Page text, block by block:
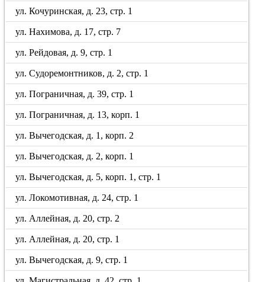
ул. Кочуринская, д. 23, стр. 1
ул. Нахимова, д. 17, стр. 7
ул. Рейдовая, д. 9, стр. 1
ул. Судоремонтников, д. 2, стр. 1
ул. Пограничная, д. 39, стр. 1
ул. Пограничная, д. 13, корп. 1
ул. Вычегодская, д. 1, корп. 2
ул. Вычегодская, д. 2, корп. 1
ул. Вычегодская, д. 5, корп. 1, стр. 1
ул. Локомотивная, д. 24, стр. 1
ул. Аллейная, д. 20, стр. 2
ул. Аллейная, д. 20, стр. 1
ул. Вычегодская, д. 9, стр. 1